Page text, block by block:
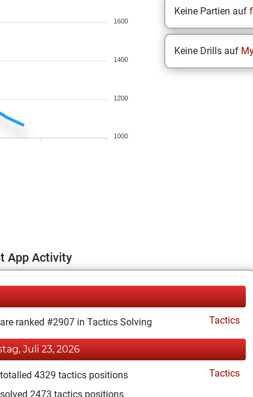
1600
1400
1200
1000
Keine Partien auf
Keine Drills auf
App Activity
ranked #2907 in Tactics Solving Tactics
Juli 23, 2026
4329 tactics positions
Tactics
2473 tactics positions